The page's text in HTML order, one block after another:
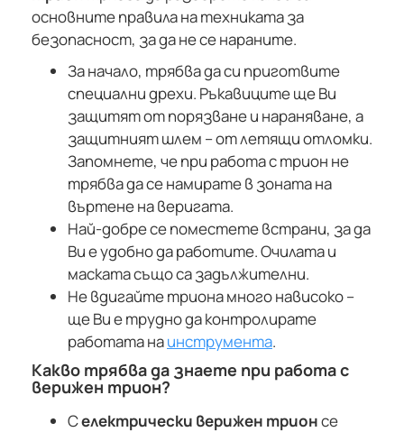
основните правила на техниката за
безопасност, за да не се нараните.
За начало, трябва да си приготвите
специални дрехи. Ръкавиците ще Ви
защитят от порязване и нараняване, а
защитният шлем – от летящи отломки.
Запомнете, че при работа с трион не
трябва да се намирате в зоната на
въртене на веригата.
Най-добре се поместете встрани, за да
Ви е удобно да работите. Очилата и
маската също са задължителни.
Не вдигайте триона много нависоко –
ще Ви е трудно да контролирате
работата наинструмента.
Какво трябва да знаете при работа с
верижен трион?
Селектрически верижен трионсе